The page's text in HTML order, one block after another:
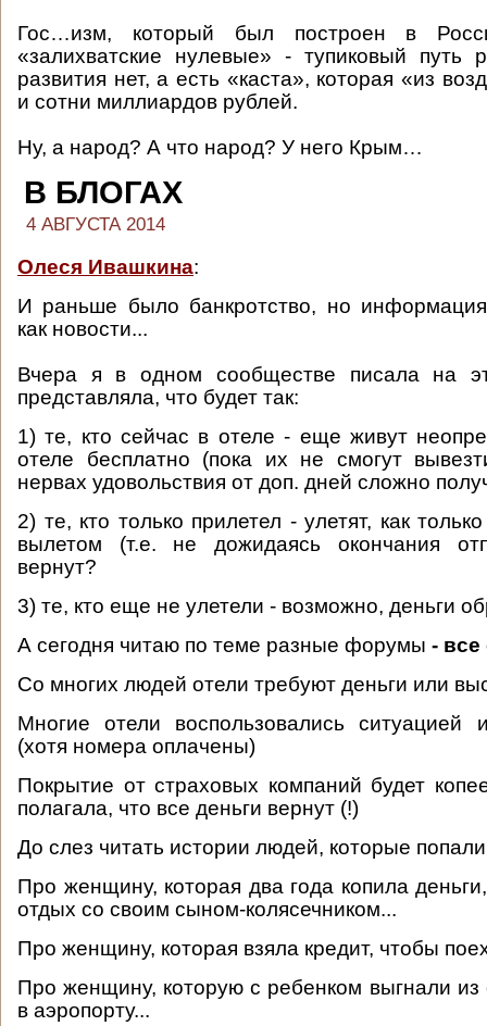
Гос…изм, который был построен в
«залихватские нулевые» - тупиковый путь
развития нет, а есть «каста», которая «из
и сотни миллиардов рублей.
Ну, а народ? А что народ? У него Крым…
В БЛОГАХ
4 АВГУСТА 2014
Олеся Ивашкина:
И раньше было банкротство, но
как новости...
Вчера я в одном сообществе писала на
представляла, что будет так:
1) те, кто сейчас в отеле - еще живут
отеле бесплатно (пока их не смогут
нервах удовольствия от доп. дней сложно
2) те, кто только прилетел - улетят, как
вылетом (т.е. не дожидаясь окончания
вернут?
3) те, кто еще не улетели - возможно, деньги
А сегодня читаю по теме разные форумы - все
Со многих людей отели требуют деньги или
Многие отели воспользовались ситуацией
(хотя номера оплачены)
Покрытие от страховых компаний будет
полагала, что все деньги вернут (!)
До слез читать истории людей, которые попали
Про женщину, которая два года копила
отдых со своим сыном-колясечником...
Про женщину, которая взяла кредит, чтобы
Про женщину, которую с ребенком выгнали из
в аэропорту...